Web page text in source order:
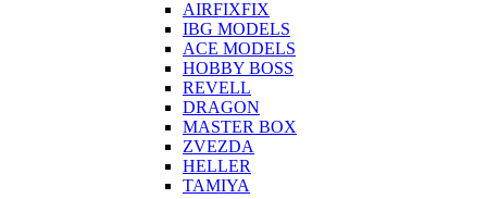
AIRFIXFIX
IBG MODELS
ACE MODELS
HOBBY BOSS
REVELL
DRAGON
MASTER BOX
ZVEZDA
HELLER
TAMIYA